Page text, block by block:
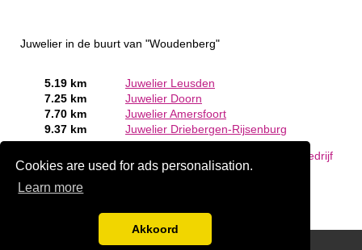
Cookies are used for ads personalisation.
Learn more
Akkoord
Juwelier in de buurt van "Woudenberg"
5.19 km
Juwelier Leusden
7.25 km
Juwelier Doorn
7.70 km
Juwelier Amersfoort
9.37 km
Juwelier Driebergen-Rijsenburg
Meld een bedrijf
gratis aan